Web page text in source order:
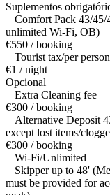
Suplementos
Comfort Pack 43/45/
unlimited Wi-Fi, OB)
€550 / booking
Tourist tax/per
€1 / night
Opcional
Extra Cleaning fee
€300 / booking
Alternative Deposit
except lost items/
€300 / booking
Wi-Fi/Unlimited
Skipper up to 48'
must be provided for